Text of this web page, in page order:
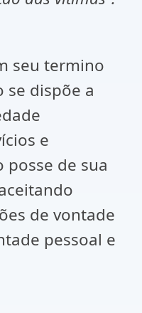
seu termino
se dispõe a
e
de sua
de vontade
pessoal e